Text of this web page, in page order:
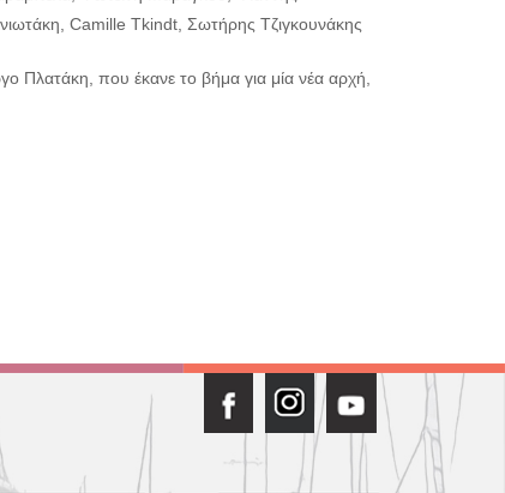
Camille Tkindt, Σωτήρης Τζιγκουνάκης
Πλατάκη, που έκανε το βήμα για μία νέα αρχή,